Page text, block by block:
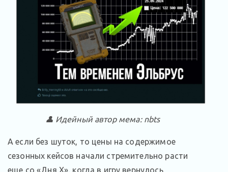
👤 Идейный автор мема: nbts
А если без шуток, то цены на содержимое
сезонных кейсов начали стремительно расти
еще со «Дня Х», когда в игру вернулось